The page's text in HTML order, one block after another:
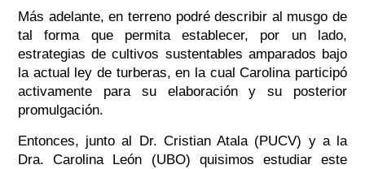
Más adelante, en terreno podré describir al musgo de
tal forma que permita establecer, por un lado,
estrategias de cultivos sustentables amparados bajo
la actual ley de turberas, en la cual Carolina participó
activamente para su elaboración y su posterior
promulgación.
Entonces, junto al Dr. Cristian Atala (PUCV) y a la
Dra. Carolina León (UBO) quisimos estudiar este